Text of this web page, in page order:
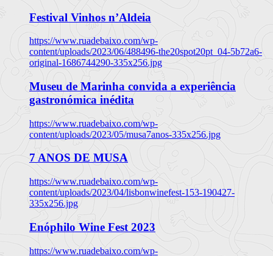
Festival Vinhos n’Aldeia
https://www.ruadebaixo.com/wp-
content/uploads/2023/06/488496-the20spot20pt_04-5b72a6-
original-1686744290-335x256.jpg
Museu de Marinha convida a experiência
gastronómica inédita
https://www.ruadebaixo.com/wp-
content/uploads/2023/05/musa7anos-335x256.jpg
7 ANOS DE MUSA
https://www.ruadebaixo.com/wp-
content/uploads/2023/04/lisbonwinefest-153-190427-
335x256.jpg
Enóphilo Wine Fest 2023
https://www.ruadebaixo.com/wp-